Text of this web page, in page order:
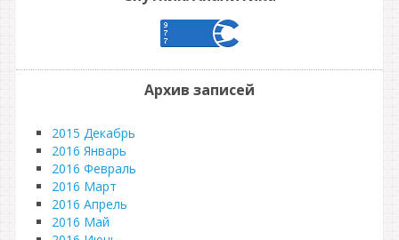
Архив записей
2015 Декабрь
2016 Январь
2016 Февраль
2016 Март
2016 Апрель
2016 Май